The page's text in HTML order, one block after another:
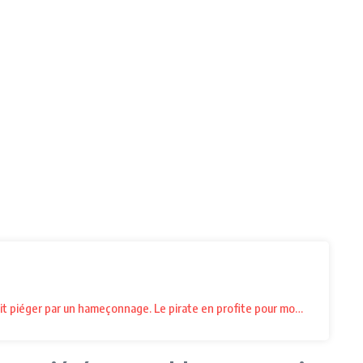
piéger par un hameçonnage. Le pirate en profite pour modifier des